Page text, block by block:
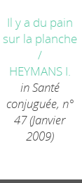
Il y a du pain
sur la planche
/
HEYMANS I.
in Santé
conjuguée, n°
47 (Janvier
2009)